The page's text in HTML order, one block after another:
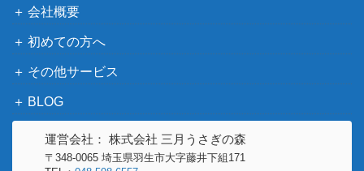
ブラック・マジシャン・
ガール（20thSE）【DM
MD-JP001】
MEMORIAL DISC
深海姫プリマドーナ（20
thSE）【ETCO-JP042】
KONAMI
（ETERNITY CODE）
Live☆Twin リィラ・スウ
会社概要
初めての方へ
その他サービス
BLOG
運営会社： 株式会社 三月うさぎの森
〒348-0065 埼玉県羽生市大字藤井下組171